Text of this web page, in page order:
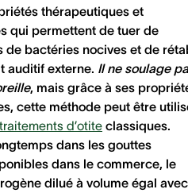
thérapeutiques et
qui permettent de tuer de
de bactéries nocives et de
auditif externe. Il ne soulage
, mais grâce à ses
cette méthode peut être
traitements d’otite classiques.
dans les gouttes
dans le commerce, le
dilué à volume égal avec